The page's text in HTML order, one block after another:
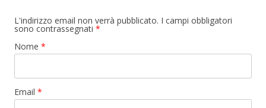
L'indirizzo email non verrà pubblicato. I campi obbligatori
sono contrassegnati *
Nome *
Email *